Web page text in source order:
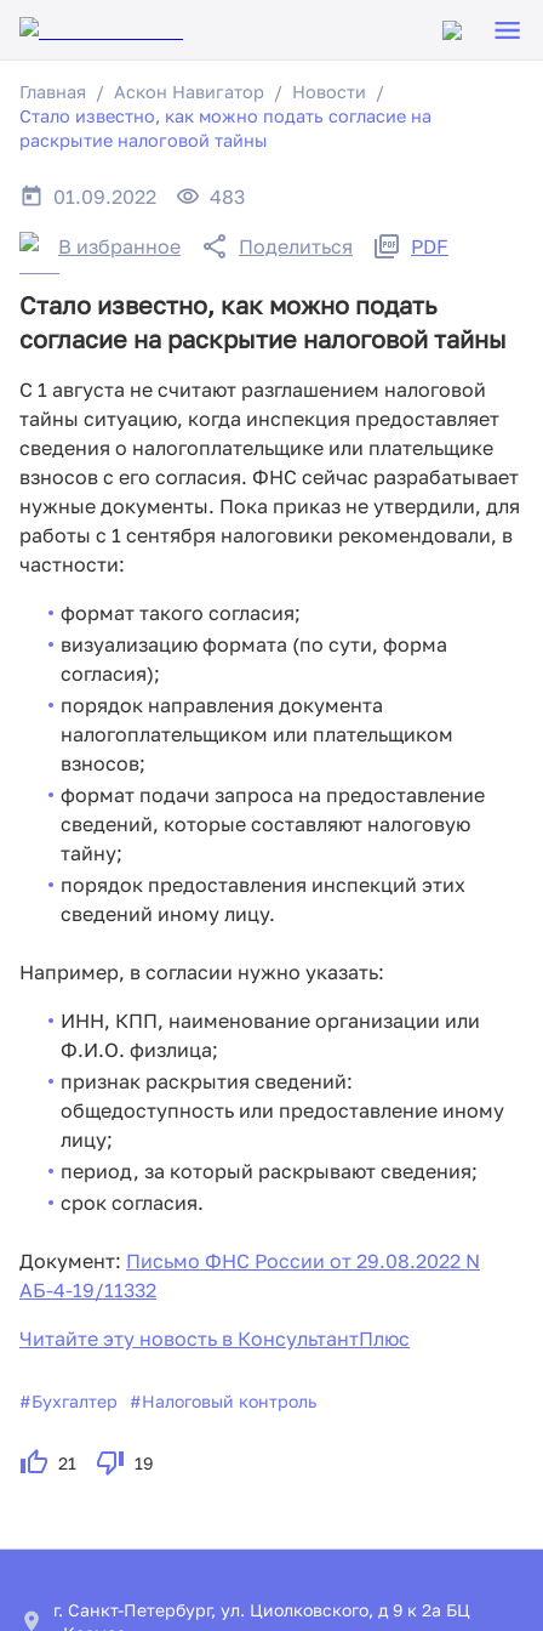
Главная Аскон Навигатор
Новости
Стало известно, как можно подать согласие на
раскрытие налоговой тайны
01.09.2022 483
В избранное Поделиться PDF
Стало известно, как можно подать
согласие на раскрытие налоговой тайны
С 1 августа не считают разглашением налоговой
тайны ситуацию, когда инспекция предоставляет
сведения о налогоплательщике или плательщике
взносов с его согласия. ФНС сейчас разрабатывает
нужные документы. Пока приказ не утвердили, для
работы с 1 сентября налоговики рекомендовали, в
частности:
формат такого согласия;
визуализацию формата (по сути, форма
согласия);
порядок направления документа
налогоплательщиком или плательщиком
взносов;
формат подачи запроса на предоставление
сведений, которые составляют налоговую
тайну;
порядок предоставления инспекций этих
сведений иному лицу.
Например, в согласии нужно указать:
ИНН, КПП, наименование организации или
Ф.И.О. физлица;
признак раскрытия сведений:
общедоступность или предоставление иному
лицу;
период, за который раскрывают сведения;
срок согласия.
Документ: Письмо ФНС России от 29.08.2022 N
АБ-4-19/11332
Читайте эту новость в КонсультантПлюс
#Бухгалтер #Налоговый контроль
21 19
г. Санкт-Петербург, ул. Циолковского, д 9 к 2а БЦ